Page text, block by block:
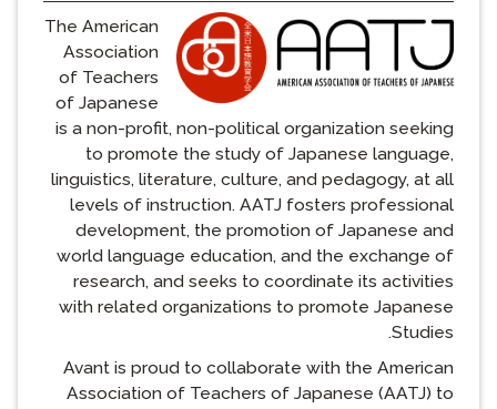
The American
Association
of Teachers
of Japanese
is a non-profit, non-political organization seeking
to promote the study of Japanese language,
linguistics, literature, culture, and pedagogy, at all
levels of instruction. AATJ fosters professional
development, the promotion of Japanese and
world language education, and the exchange of
research, and seeks to coordinate its activities
with related organizations to promote Japanese
Studies.
Avant is proud to collaborate with the American
Association of Teachers of Japanese (AATJ) to